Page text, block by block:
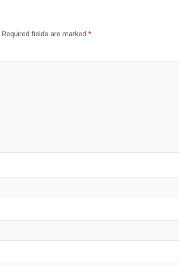
Required fields are marked *